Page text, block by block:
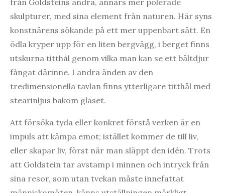
skulpturer, med sina element från naturen. Här syns
konstnärens sökande på ett mer uppenbart sätt. En
ödla kryper upp för en liten bergvägg, i berget finns
utskurna titthål genom vilka man kan se ett bältdjur
fångat därinne. I andra änden av den
tredimensionella tavlan finns ytterligare titthål med
stearinljus bakom glaset.
Att försöka tyda eller konkret förstå verken är en
impuls att kämpa emot; istället kommer de till liv,
eller skapar liv, först när man släppt den idén. Trots
att Goldstein tar avstamp i minnen och intryck från
sina resor, som utan tvekan måste innefattat